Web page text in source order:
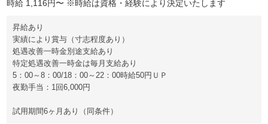
時給 1,116円〜 ※時給は資格・経験により決定いたします
昇給あり
実績により賞与（寸志程度あり）
処遇改善一時金別途支給あり
特定処遇改善一時金は毎月支給あり
5：00～8：00/18：00～22：00時給50円ＵＰ
夜勤手当：1回6,000円
試用期間6ヶ月あり（同条件）